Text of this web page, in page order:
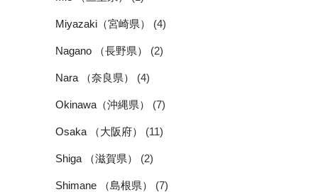
Miyazaki（宮崎県） (4)
Nagano （長野県） (2)
Nara （奈良県） (4)
Okinawa（沖縄県） (7)
Osaka （大阪府） (11)
Shiga （滋賀県） (2)
Shimane （島根県） (7)